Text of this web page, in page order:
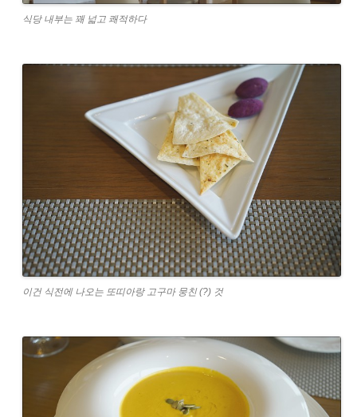
식당 내부는 꽤 넓고 쾌적하다
이건 식전에 나오는 또띠아랑 고구마 뭉친 (?) 것